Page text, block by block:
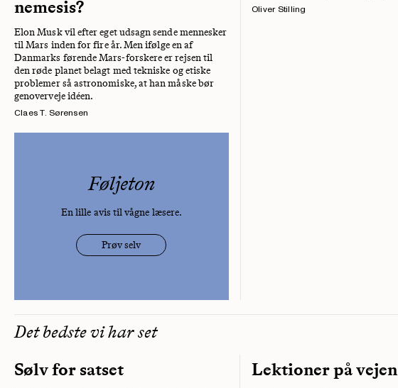
nemesis?
Elon Musk vil efter eget udsagn sende mennesker
til Mars inden for fire år. Men ifølge en af
Danmarks førende Mars-forskere er rejsen til
den røde planet belagt med tekniske og etiske
problemer så astronomiske, at han måske bør
genoverveje idéen.
Claes T. Sørensen
Føljeton
En lille avis til vågne læsere.
Prøv selv
Oliver Stilling
Det bedste vi har set
Sølv for satset
Lektioner på vejen